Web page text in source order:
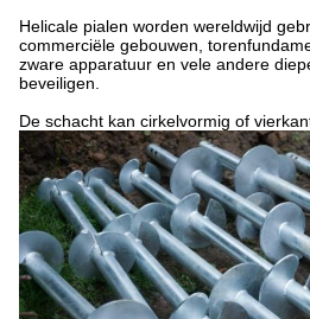
Helicale pialen worden wereldwijd
commerciële gebouwen,
zware apparatuur en vele andere
beveiligen.
De schacht kan cirkelvormig of